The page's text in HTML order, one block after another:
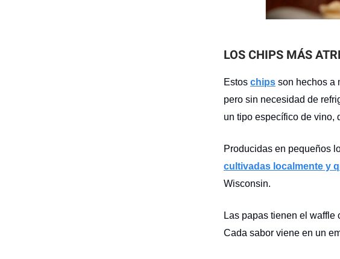
LOS CHIPS MÁS
Estos chips son hechos a
pero sin necesidad de
un tipo específico de vino,
Producidas en pequeños
cultivadas localmente y
Wisconsin.
Las papas tienen el waffle
Cada sabor viene en un